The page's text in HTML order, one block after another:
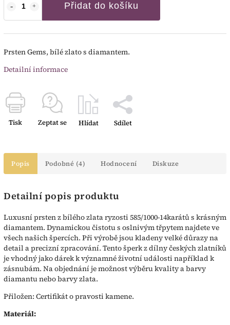
Přidat do košíku
Prsten Gems, bílé zlato s diamantem.
Detailní informace
Tisk Zeptat se Hlídat Sdílet
Popis Podobné (4) Hodnocení Diskuze
Detailní popis produktu
Luxusní prsten z bílého zlata ryzosti 585/1000-14karátů s krásným
diamantem. Dynamickou čistotu s oslnivým třpytem najdete ve
všech našich špercích. Při výrobě jsou kladeny velké důrazy na
detail a precizní zpracování. Tento šperk z dílny českých zlatníků
je vhodný jako dárek k významné životní události například k
zásnubám. Na objednání je možnost výběru kvality a barvy
diamantu nebo barvy zlata.
Přiložen: Certifikát o pravosti kamene.
Materiál: